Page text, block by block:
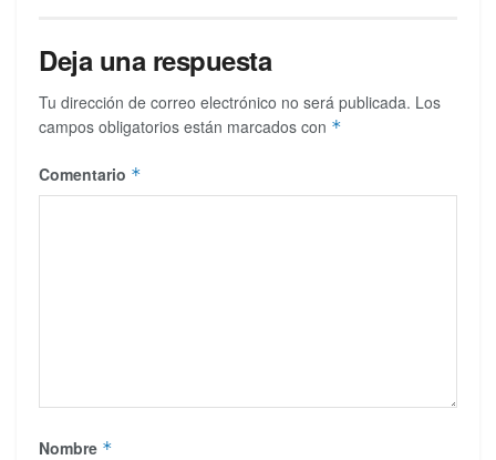
Deja una respuesta
Tu dirección de correo electrónico no será publicada. Los
campos obligatorios están marcados con *
Comentario *
Nombre *